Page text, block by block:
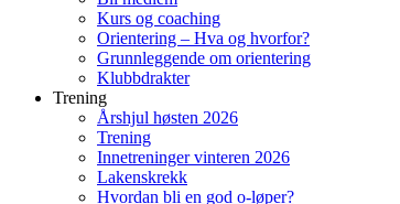
Kurs og coaching
Orientering – Hva og hvorfor?
Grunnleggende om orientering
Klubbdrakter
Trening
Årshjul høsten 2026
Trening
Innetreninger vinteren 2026
Lakenskrekk
Hvordan bli en god o-løper?